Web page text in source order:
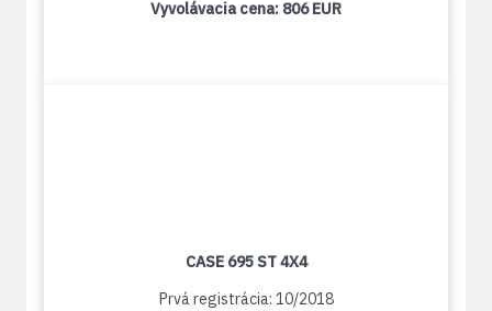
Vyvolávacia cena: 806 EUR
CASE 695 ST 4X4
Prvá registrácia: 10/2018